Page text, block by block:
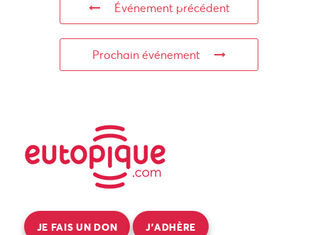
Événement précédent
Prochain événement
JE FAIS UN DON J’ADHÈRE